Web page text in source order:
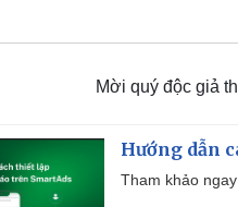
Mời quý độc giả
Hướng dẫn
Tham khảo